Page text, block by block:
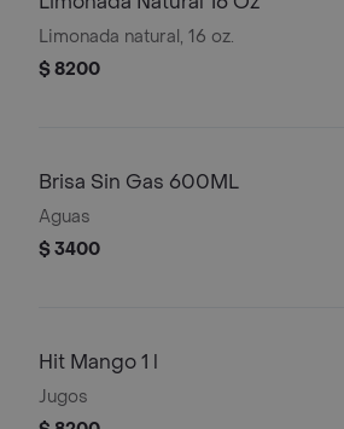
Limonada natural, 16 oz.
$ 8200
Brisa Sin Gas 600ML
Aguas
$ 3400
Hit Mango 1 l
Jugos